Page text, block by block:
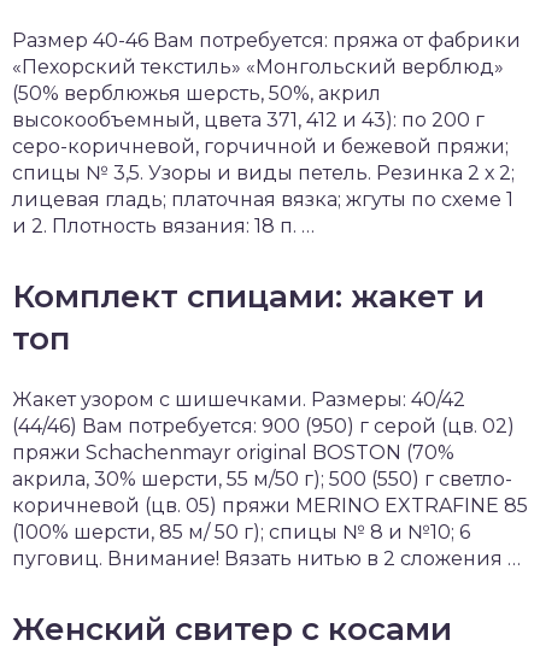
Размер 40-46 Вам потребуется: пряжа от фабрики
«Пехорский текстиль» «Монгольский верблюд»
(50% верблюжья шерсть, 50%, акрил
высокообъемный, цвета 371, 412 и 43): по 200 г
серо-коричневой, горчичной и бежевой пряжи;
спицы № 3,5. Узоры и виды петель. Резинка 2 х 2;
лицевая гладь; платочная вязка; жгуты по схеме 1
и 2. Плотность вязания: 18 п. …
Комплект спицами: жакет и
топ
Жакет узором с шишечками. Размеры: 40/42
(44/46) Вам потребуется: 900 (950) г серой (цв. 02)
пряжи Schachenmayr original BOSTON (70%
акрила, 30% шерсти, 55 м/50 г); 500 (550) г светло-
коричневой (цв. 05) пряжи MERINO EXTRAFINE 85
(100% шерсти, 85 м/ 50 г); спицы № 8 и №10; 6
пуговиц. Внимание! Вязать нитью в 2 сложения …
Женский свитер с косами